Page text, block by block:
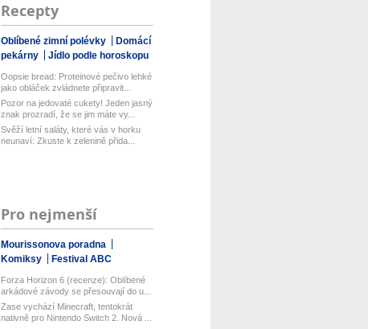
Recepty
Oblíbené zimní polévky
Domácí
pekárny
Jídlo podle horoskopu
Oopsie bread: Proteinové pečivo lehké
jako obláček zvládnete připravit...
Pozor na jedovaté cukety! Jeden jasný
znak prozradí, že se jim máte vy...
Svěží letní saláty, které vás v horku
neunaví: Zkuste k zelenině přida...
Pro nejmenší
Mourissonova poradna
Komiksy
Festival ABC
Forza Horizon 6 (recenze): Oblíbené
arkádové závody se přesouvají do u...
Zase vychází Minecraft, tentokrát
nativně pro Nintendo Switch 2. Nová ...